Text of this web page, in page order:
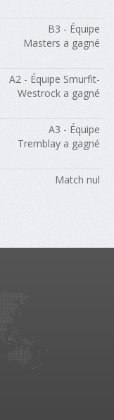
B3 - Équipe
Masters a gagné
A2 - Équipe Smurfit-
Westrock a gagné
A3 - Équipe
Tremblay a gagné
Match nul